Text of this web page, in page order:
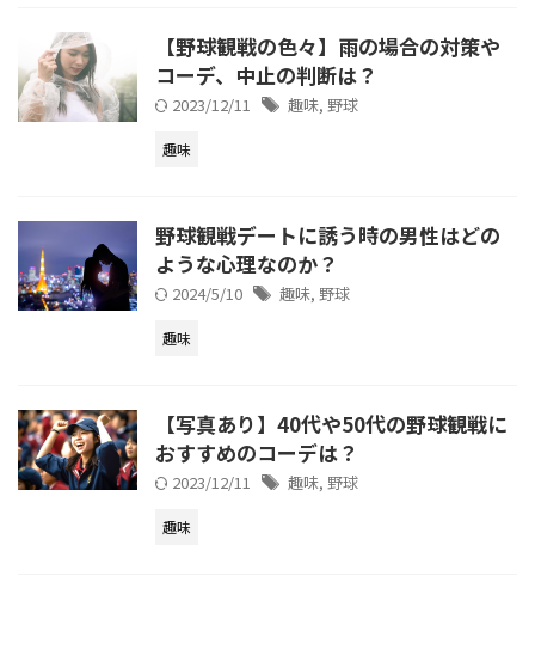
【野球観戦の色々】雨の場合の対策や
コーデ、中止の判断は？
2023/12/11 趣味, 野球
趣味
野球観戦デートに誘う時の男性はどの
ような心理なのか？
2024/5/10 趣味, 野球
趣味
【写真あり】40代や50代の野球観戦に
おすすめのコーデは？
2023/12/11 趣味, 野球
趣味